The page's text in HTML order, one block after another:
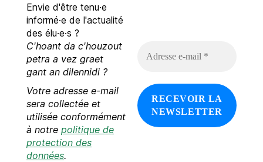
Envie d'être tenu·e
informé·e de l'actualité
des élu·e·s ?
C'hoant da c'houzout
petra a vez graet
gant an dilennidi ?
Votre adresse e-mail
sera collectée et
utilisée conformément
à notre politique de
protection des
données.
s
s
e